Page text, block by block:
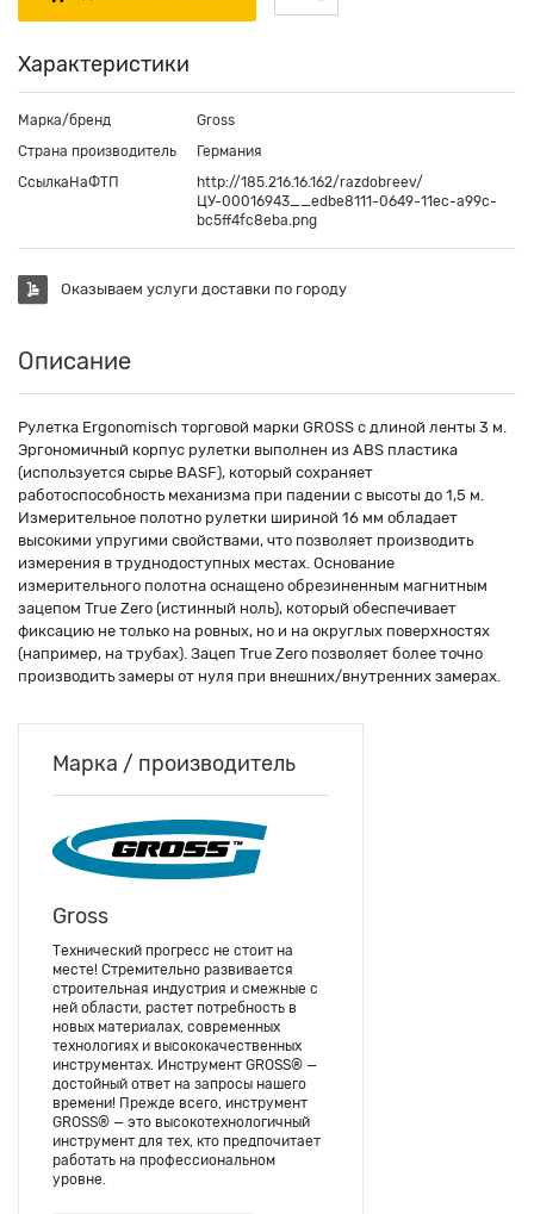
Характеристики
Марка/бренд
Gross
Страна производитель
Германия
СсылкаНаФТП
http://185.216.16.162/razdobreev/
ЦУ-00016943__edbe8111-0649-11ec-a99c-
bc5ff4fc8eba.png
Оказываем услуги доставки по городу
Описание
Рулетка Ergonomisch торговой марки GROSS с длиной ленты 3 м.
Эргономичный корпус рулетки выполнен из ABS пластика
(используется сырье BASF), который сохраняет
работоспособность механизма при падении с высоты до 1,5 м.
Измерительное полотно рулетки шириной 16 мм обладает
высокими упругими свойствами, что позволяет производить
измерения в труднодоступных местах. Основание
измерительного полотна оснащено обрезиненным магнитным
зацепом True Zero (истинный ноль), который обеспечивает
фиксацию не только на ровных, но и на округлых поверхностях
(например, на трубах). Зацеп True Zero позволяет более точно
производить замеры от нуля при внешних/внутренних замерах.
Марка / производитель
Gross
Технический прогресс не стоит на
месте! Стремительно развивается
строительная индустрия и смежные с
ней области, растет потребность в
новых материалах, современных
технологиях и высококачественных
инструментах. Инструмент GROSS® —
достойный ответ на запросы нашего
времени! Прежде всего, инструмент
GROSS® — это высокотехнологичный
инструмент для тех, кто предпочитает
работать на профессиональном
уровне.